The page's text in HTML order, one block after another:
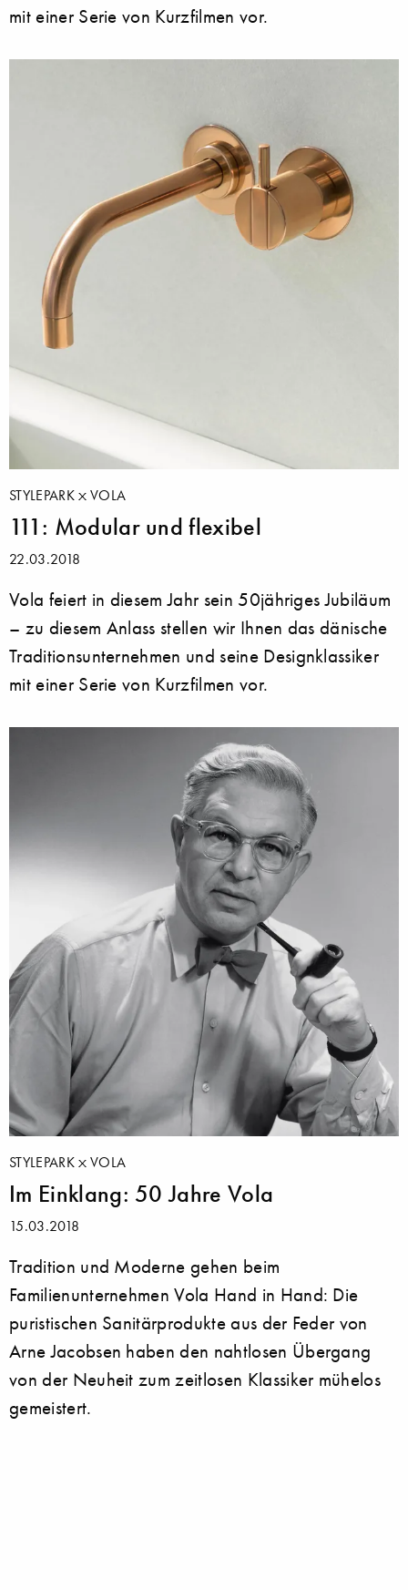
mit einer Serie von Kurzfilmen vor.
STYLEPARK VOLA
111: Modular und flexibel
22.03.2018
Vola feiert in diesem Jahr sein 50jähriges Jubiläum
– zu diesem Anlass stellen wir Ihnen das dänische
Traditionsunternehmen und seine Designklassiker
mit einer Serie von Kurzfilmen vor.
STYLEPARK VOLA
Im Einklang: 50 Jahre Vola
15.03.2018
Tradition und Moderne gehen beim
Familienunternehmen Vola Hand in Hand: Die
puristischen Sanitärprodukte aus der Feder von
Arne Jacobsen haben den nahtlosen Übergang
von der Neuheit zum zeitlosen Klassiker mühelos
gemeistert.